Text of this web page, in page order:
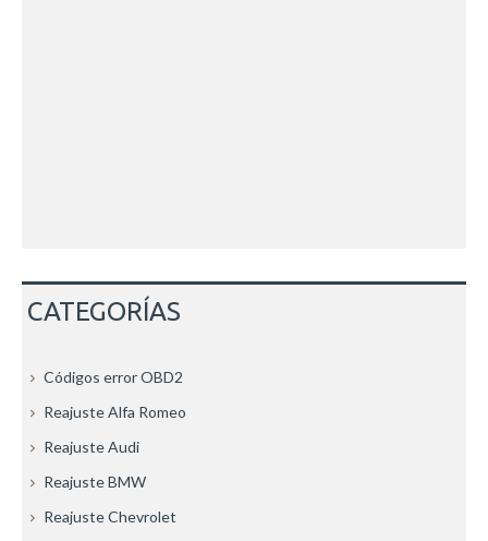
CATEGORÍAS
Códigos error OBD2
Reajuste Alfa Romeo
Reajuste Audi
Reajuste BMW
Reajuste Chevrolet